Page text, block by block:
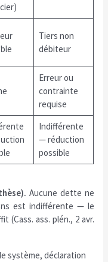
Tiers non
débiteur
Erreur ou
contrainte
requise
Indifférente
— réduction
possible
Aucune dette ne
est indifférente — le
(Cass. ass. plén., 2 avr.
système, déclaration